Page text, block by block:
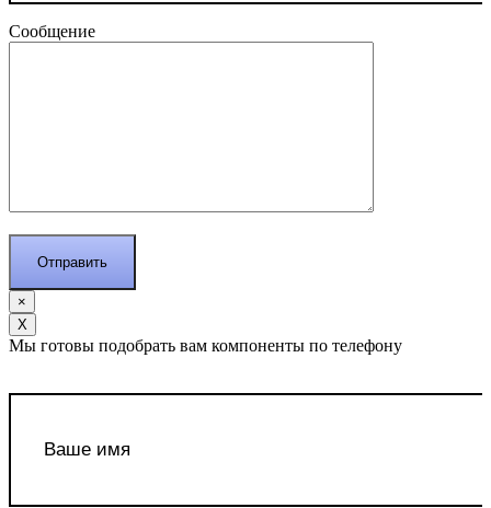
Сообщение
×
Х
Мы готовы подобрать вам компоненты по телефону